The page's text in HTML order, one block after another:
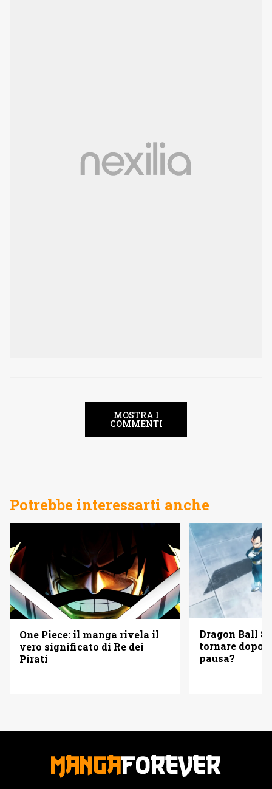
MOSTRA I
COMMENTI
Potrebbe interessarti anche
One Piece: il manga rivela il
vero significato di Re dei
Pirati
Dragon Ball
tornare dopo
pausa?